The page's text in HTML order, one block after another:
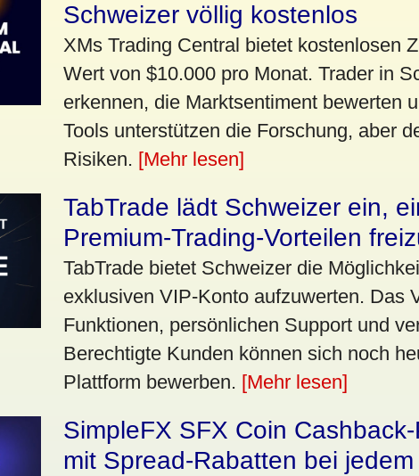
Schweizer völlig kostenlos
XMs Trading Central bietet kostenlosen
Wert von $10.000 pro Monat. Trader in
erkennen, die Marktsentiment bewerten
Tools unterstützen die Forschung, aber
Risiken. [Mehr lesen]
TabTrade lädt Schweizer ein,
Premium-Trading-Vorteilen
TabTrade bietet Schweizer die
exklusiven VIP-Konto aufzuwerten. Das
Funktionen, persönlichen Support und
Berechtigte Kunden können sich noch
Plattform bewerben. [Mehr lesen]
SimpleFX SFX Coin
mit Spread-Rabatten bei jedem